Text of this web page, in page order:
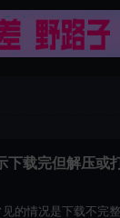
下载完但解压或
见的情况是下载不完